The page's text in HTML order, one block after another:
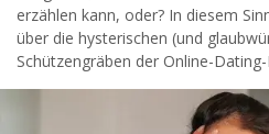
Nutzungsbedingungenund der
einverstanden. Ich erhalte
Betreibers per E-Mail, der
widersprechen.
JETZT
erzählen kann, oder? In diesem
über die hysterischen (und
Schützengräben der Online-